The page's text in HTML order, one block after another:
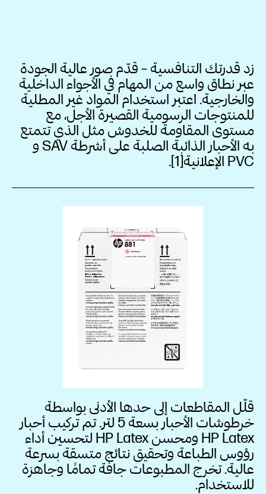
زد قدرتك التنافسية – قدّم صور عالية الجودة
عبر نطاق واسع من المهام في الأجواء الداخلية
والخارجية. اعتبر استخدام المواد غير المطلية
للمنتوجات الرسومية القصيرة الأجل، مع
مستوى المقاومة للخدوش مثل الذي تتمتع
به الأحبار الذائبة الصلبة على أشرطة SAV‏ و
PVC‏ الإعلانية[1‏].
قلّل المقاطعات إلى حدها الأدنى بواسطة
خرطوشات الأحبار بسعة 5‏ لتر. تم تركيب أحبار
HP Latex‏ ومحسن HP Latex‏ لتحسين أداء
رؤوس الطباعة وتحقيق نتائج متسقة بسرعة
عالية. تخرج المطبوعات جافة تمامًا وجاهزة
للاستخدام.